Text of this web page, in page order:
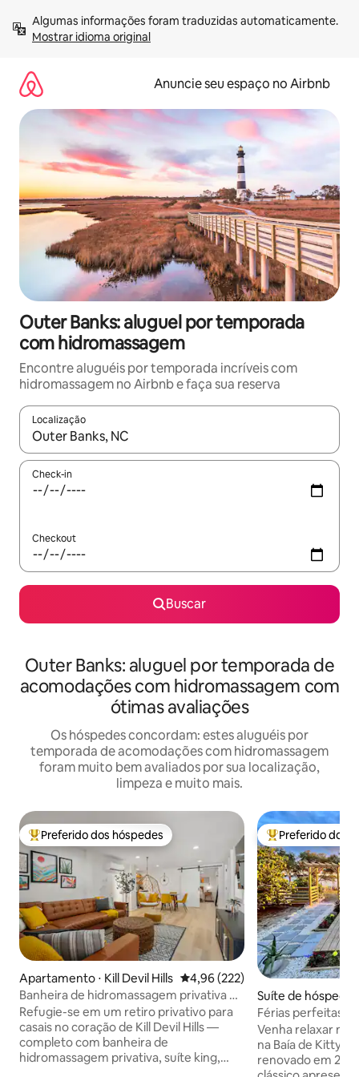
para
Mostrar idioma original
Anuncie seu espaço no Airbnb
Outer Banks: aluguel por temporada
com hidromassagem
Encontre aluguéis por temporada incríveis com
hidromassagem no Airbnb e faça sua reserva
Localização
Quando os resultados estiverem disponíveis, explore-os
Check-in
Checkout
Buscar
Outer Banks: aluguel por temporada de
acomodações com hidromassagem com
ótimas avaliações
Os hóspedes concordam: estes aluguéis por
temporada de acomodações com hidromassagem
foram muito bem avaliados por sua localização,
limpeza e muito mais.
Entre os melhores preferidos dos hóspedes
Preferido dos hóspedes
Apartamento ⋅ Kill Devil Hills 4,96 de uma avaliação média de
4,96 (222)
Banheira de hidromassagem privativa +
banheira de spa | Retiro para casais em
OBX
Refugie-se em um retiro privativo para
casais no coração de Kill Devil Hills —
completo com banheira de
hidromassagem privativa, suíte king,
Entre os
Preferido dos
Suíte de
wk
Férias perfeitas
Venha relaxar
na Baía de Kitty
renovado em